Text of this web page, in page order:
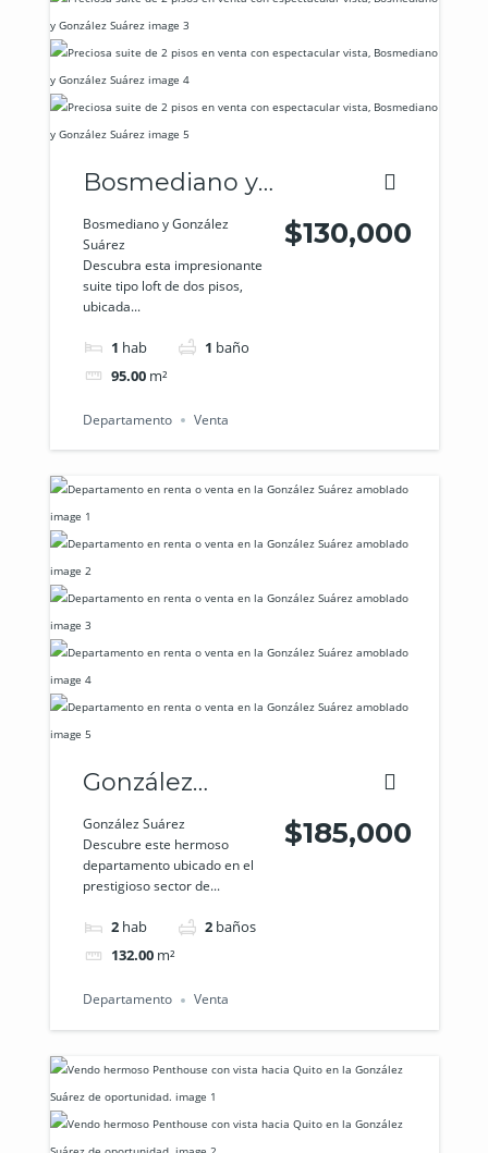
Bosmediano y
González
Suárez
Bosmediano y González
Suárez
Descubra esta impresionante
suite tipo loft de dos pisos,
ubicada...
1 hab 1 baño
95.00 m²
$130,000
Departamento Venta
González
Suárez
González Suárez
Descubre este hermoso
departamento ubicado en el
prestigioso sector de...
2 hab 2 baños
132.00 m²
$185,000
Departamento Venta